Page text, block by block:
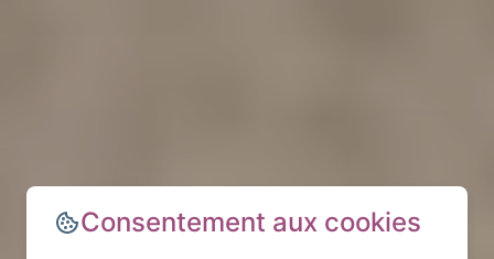
Consentement aux cookies